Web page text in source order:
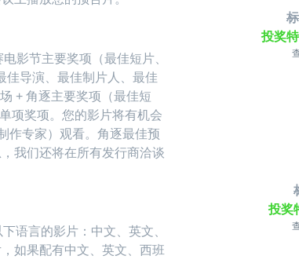
官方频道合作，帮助注册参赛的预告片和音乐视频获得更多
UCmXVr9vPRhfKNjXRvrkNaeQ
才华、并为你的电影赢得发行机会的契机。
影节主要奖项（最佳短片、
佳导演、最佳制片人、最佳
+ 角逐​​主要奖项（最佳短
项奖项。您的影片将有机会
作专家）观看。角逐最佳预
我们还将在所有发行商洽谈
投奖
语言的影片：中文、英文、
如果配有中文、英文、西班
投奖